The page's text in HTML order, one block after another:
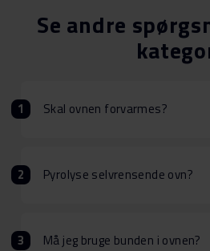
Se andre
Skal ovnen forvarmes?
Pyrolyse selvrensende ovn?
Må jeg bruge bunden i ovnen?